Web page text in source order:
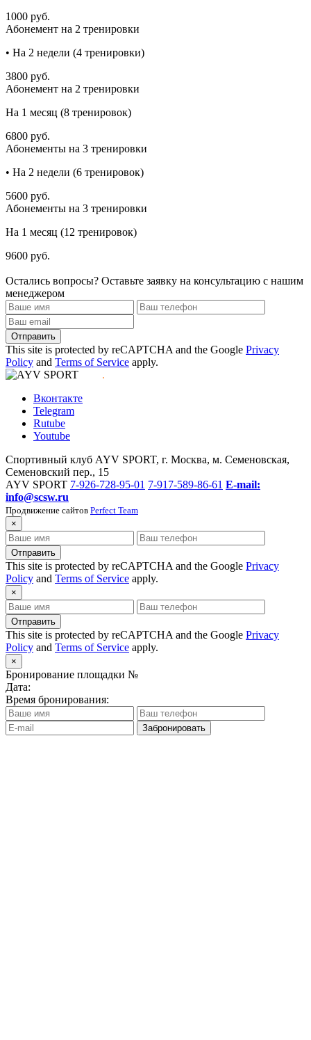
1000 руб.
Абонемент на 2 тренировки
• На 2 недели (4 тренировки)
3800 руб.
Абонемент на 2 тренировки
На 1 месяц (8 тренировок)
6800 руб.
Абонементы на 3 тренировки
• На 2 недели (6 тренировок)
5600 руб.
Абонементы на 3 тренировки
На 1 месяц (12 тренировок)
9600 руб.
Остались вопросы? Оставьте заявку на консультацию с нашим
менеджером
Отправить
This site is protected by reCAPTCHA and the Google Privacy
Policy and Terms of Service apply.
.
Вконтакте
Telegram
Rutube
Youtube
Спортивный клуб AYV SPORT, г. Москва, м. Семеновская,
Семеновский пер., 15
AYV SPORT 7-926-728-95-01 7-917-589-86-61 E-mail:
info@scsw.ru
Продвижение сайтов Perfect Team
×
Отправить
This site is protected by reCAPTCHA and the Google Privacy
Policy and Terms of Service apply.
×
Отправить
This site is protected by reCAPTCHA and the Google Privacy
Policy and Terms of Service apply.
×
Бронирование площадки №
Дата:
Время бронирования:
Забронировать